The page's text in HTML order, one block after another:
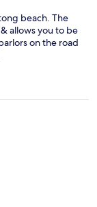
beach. The
allows you to be
on the road